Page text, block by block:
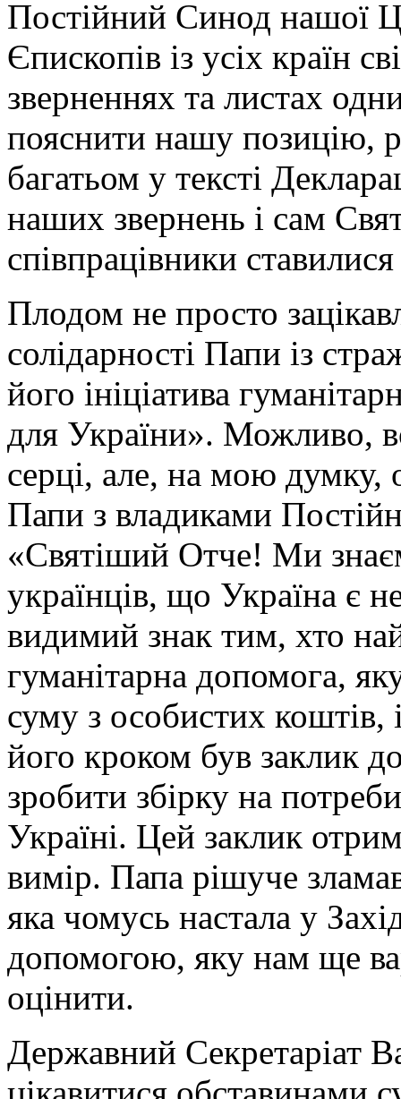
Постійний Синод нашої
Єпископів із усіх країн
зверненнях та листах
пояснити нашу позицію,
багатьом у тексті
наших звернень і сам
співпрацівники
Плодом не просто
солідарності Папи із
його ініціатива
для України». Можливо,
серці, але, на мою думку,
Папи з владиками
«Святіший Отче! Ми
українців, що Україна є
видимий знак тим, хто
гуманітарна допомога,
суму з особистих
його кроком був заклик
зробити збірку на
Україні. Цей заклик
вимір. Папа рішуче
яка чомусь настала у
допомогою, яку нам ще
оцінити.
Державний Секретаріат